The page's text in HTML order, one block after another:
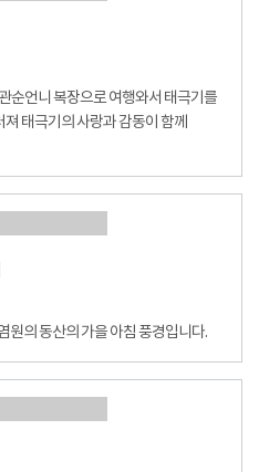
순언니 복장으로 여행와서 태극기를
태극기의 사랑과 감동이 함께
원의 동산의 가을 아침 풍경입니다.